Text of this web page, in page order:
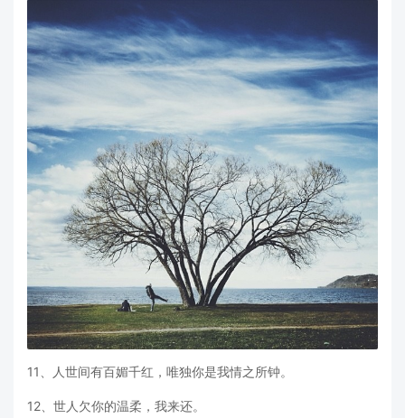
11、人世间有百媚千红，唯独你是我情之所钟。
12、世人欠你的温柔，我来还。